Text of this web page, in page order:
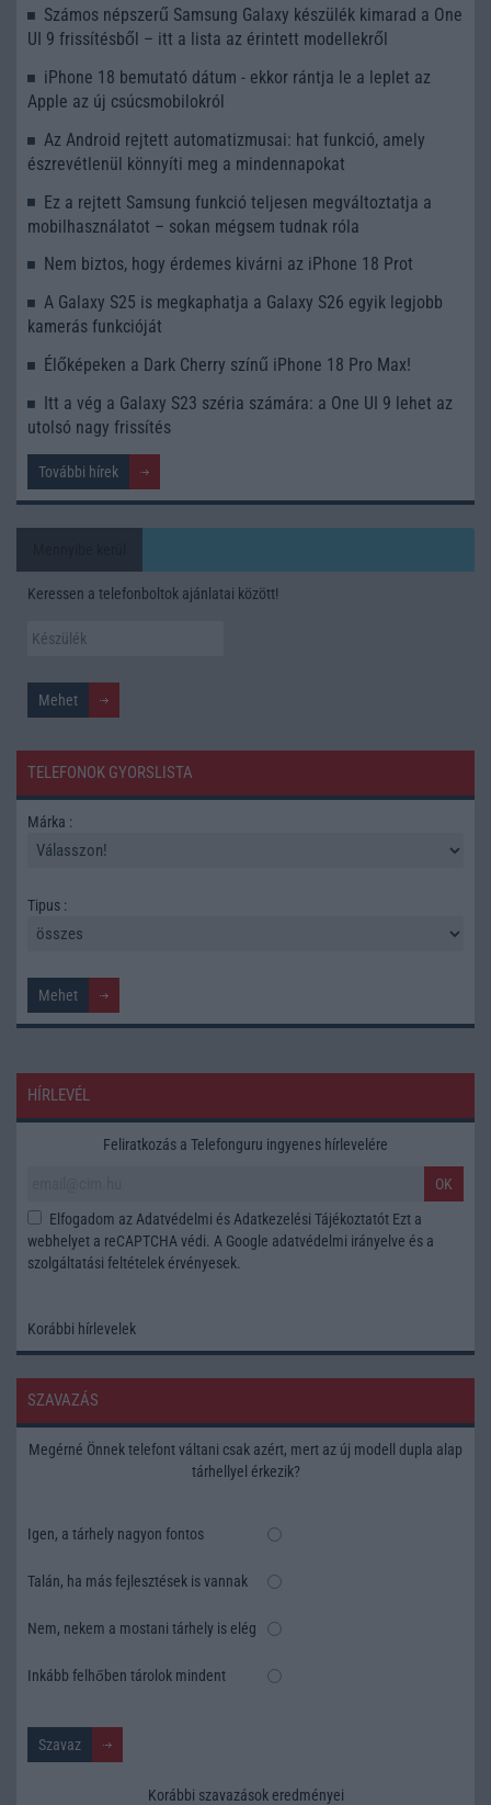
Számos népszerű Samsung Galaxy készülék kimarad a One
UI 9 frissítésből – itt a lista az érintett modellekről
iPhone 18 bemutató dátum - ekkor rántja le a leplet az
Apple az új csúcsmobilokról
Az Android rejtett automatizmusai: hat funkció, amely
észrevétlenül könnyíti meg a mindennapokat
Ez a rejtett Samsung funkció teljesen megváltoztatja a
mobilhasználatot – sokan mégsem tudnak róla
Nem biztos, hogy érdemes kivárni az iPhone 18 Prot
A Galaxy S25 is megkaphatja a Galaxy S26 egyik legjobb
kamerás funkcióját
Élőképeken a Dark Cherry színű iPhone 18 Pro Max!
Itt a vég a Galaxy S23 széria számára: a One UI 9 lehet az
utolsó nagy frissítés
További hírek
Keressen a telefonboltok ajánlatai között!
TELEFONOK GYORSLISTA
Márka :
Tipus :
HÍRLEVÉL
Feliratkozás a Telefonguru ingyenes hírlevelére
OK
Elfogadom az Adatvédelmi és Adatkezelési Tájékoztatót Ezt a
webhelyet a reCAPTCHA védi. A Google adatvédelmi irányelve és a
szolgáltatási feltételek érvényesek.
Korábbi hírlevelek
SZAVAZÁS
Megérné Önnek telefont váltani csak azért, mert az új modell dupla alap
tárhellyel érkezik?
Igen, a tárhely nagyon fontos
Talán, ha más fejlesztések is vannak
Nem, nekem a mostani tárhely is elég
Inkább felhőben tárolok mindent
Korábbi szavazások eredményei